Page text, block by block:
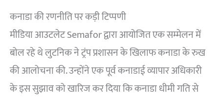
कनाडा की रणनीति पर कड़ी टिप्पणी
मीडिया आउटलेट Semafor द्वारा आयोजित एक सम्मेलन में
बोल रहे थे लुटनिक ने ट्रंप प्रशासन के खिलाफ कनाडा के रुख
की आलोचना की. उन्होंने एक पूर्व कनाडाई व्यापार अधिकारी
के इस सुझाव को खारिज कर दिया कि कनाडा धीमी गति से